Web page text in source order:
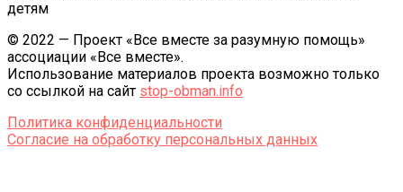
детям
© 2022 — Проект «Все вместе за разумную помощь»
ассоциации «Все вместе».
Использование материалов проекта возможно только
со ссылкой на сайт stop-obman.info
Политика конфиденциальности
Согласие на обработку персональных данных